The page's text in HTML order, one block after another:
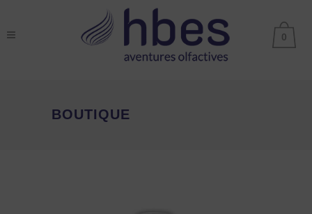
0
BOUTIQUE